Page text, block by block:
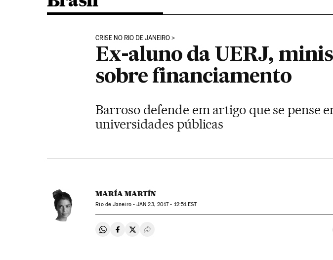
CRISE NO RIO DE JANEIRO
Ex-aluno da UERJ,
sobre financiamento
Barroso defende em artigo que se pense
universidades públicas
MARÍA MARTÍN
Rio de Janeiro -JAN 23, 2017 - 12:51EST
Compartir en Whatsapp
Compartir en Facebook
Compartir en Twitter
Desplegar Redes Sociales